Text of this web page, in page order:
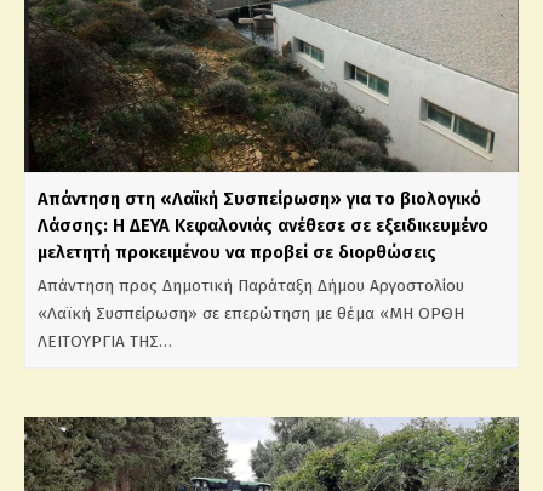
Απάντηση στη «Λαϊκή Συσπείρωση» για το βιολογικό
Λάσσης: Η ΔΕΥΑ Κεφαλονιάς ανέθεσε σε εξειδικευμένο
μελετητή προκειμένου να προβεί σε διορθώσεις
Απάντηση προς Δημοτική Παράταξη Δήμου Αργοστολίου
«Λαϊκή Συσπείρωση» σε επερώτηση με θέμα «ΜΗ ΟΡΘΗ
ΛΕΙΤΟΥΡΓΙΑ ΤΗΣ…